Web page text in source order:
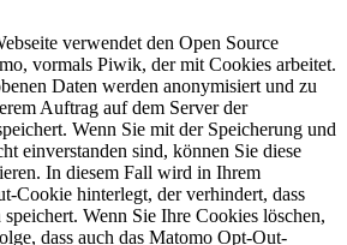
verwendet den Open Source
vormals Piwik, der mit Cookies arbeitet.
Daten werden anonymisiert und zu
Auftrag auf dem Server der
Wenn Sie mit der Speicherung und
einverstanden sind, können Sie diese
In diesem Fall wird in Ihrem
Cookie hinterlegt, der verhindert, dass
Wenn Sie Ihre Cookies löschen,
dass auch das Matomo Opt-Out-